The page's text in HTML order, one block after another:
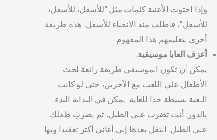
وإذا احتوت الأغنية كلمات مثل “للأسفل، للأسفل،
للأسفل”، فاطلب منه الانحناء للأسفل. هذه طريقة
أخرى لتعليمهم هذا المفهوم.
أعزف العابا موسيقية.
يمكن أن تكون الموسيقى طريقة رائعة لحث
الأطفال على اللعب مع الآخرين، حتى لو كانت
اللعبة بسيطة جدا للغاية. يمكن في البداية البدء
بالدور: أنت تضرب على الطبل، ثم يضرب طفلك
على الطبل. انتقل بعدها إلى أغاني أكثر تعقيدا وبها